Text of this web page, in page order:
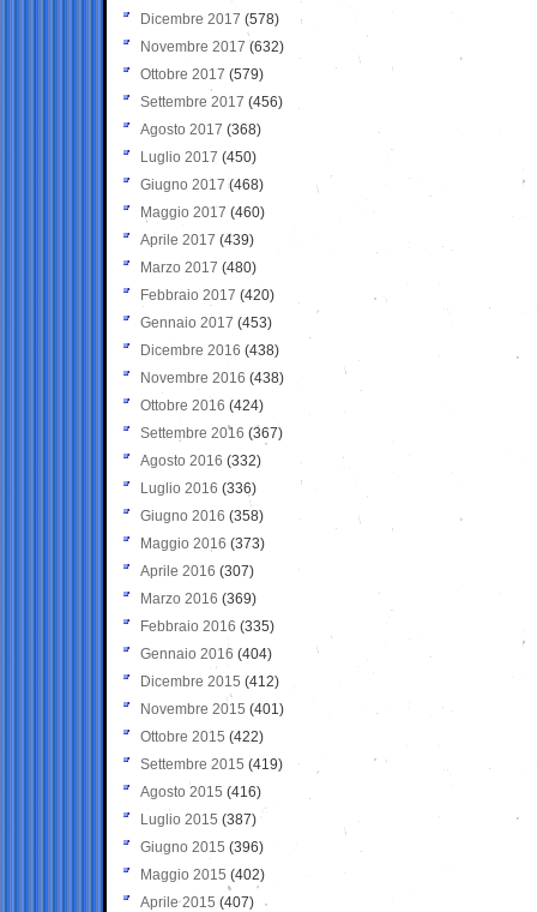
Dicembre 2017 (578)
Novembre 2017 (632)
Ottobre 2017 (579)
Settembre 2017 (456)
Agosto 2017 (368)
Luglio 2017 (450)
Giugno 2017 (468)
Maggio 2017 (460)
Aprile 2017 (439)
Marzo 2017 (480)
Febbraio 2017 (420)
Gennaio 2017 (453)
Dicembre 2016 (438)
Novembre 2016 (438)
Ottobre 2016 (424)
Settembre 2016 (367)
Agosto 2016 (332)
Luglio 2016 (336)
Giugno 2016 (358)
Maggio 2016 (373)
Aprile 2016 (307)
Marzo 2016 (369)
Febbraio 2016 (335)
Gennaio 2016 (404)
Dicembre 2015 (412)
Novembre 2015 (401)
Ottobre 2015 (422)
Settembre 2015 (419)
Agosto 2015 (416)
Luglio 2015 (387)
Giugno 2015 (396)
Maggio 2015 (402)
Aprile 2015 (407)